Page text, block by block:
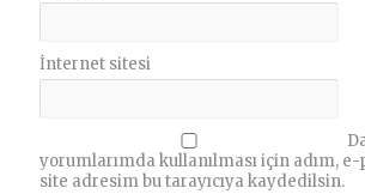
İnternet sitesi
yorumlarımda kullanılması için adım,
site adresim bu tarayıcıya kaydedilsin.